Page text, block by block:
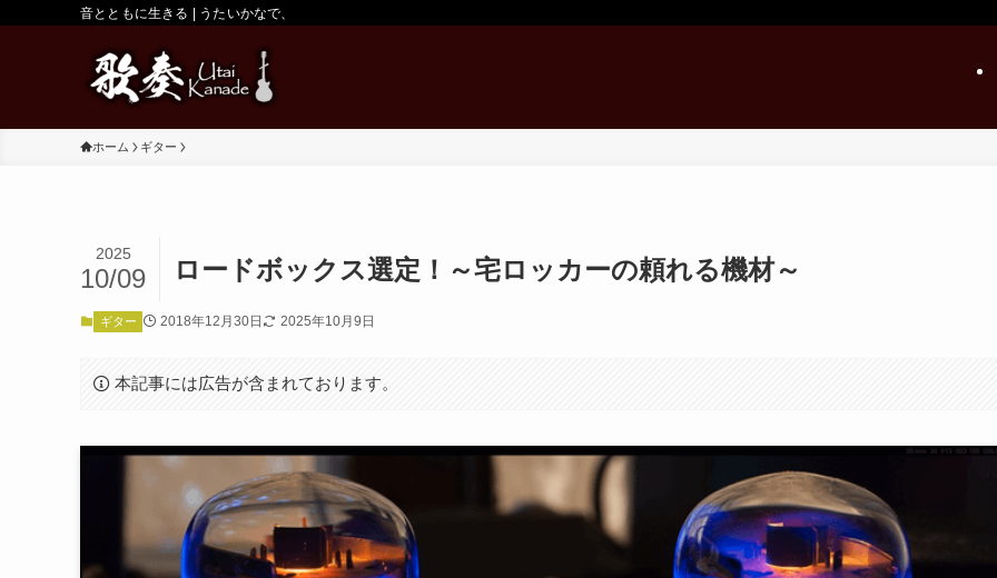
音とともに生きる | うたいかなで、
ホーム ギター
ロードボックス選定！～宅ロッカーの頼れる機材～
2025
10/09
ギター 2018年12月30日 2025年10月9日
本記事には広告が含まれております。